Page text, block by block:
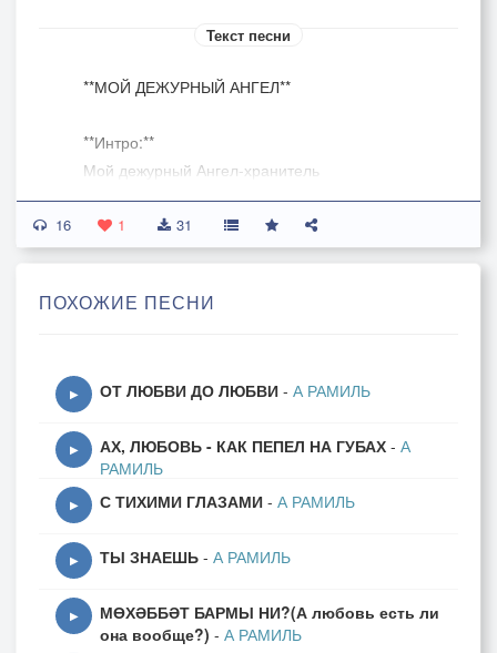
Текст песни
**МОЙ ДЕЖУРНЫЙ АНГЕЛ**
**Интро:**
Мой дежурный Ангел-хранитель
С небес спустился...
Просто сел на краешек кровати
И загрустил.
**Куплет 1:**
У него в графе «побед»
Сколько раз я падал вниз,
Сколько раз горел,
Сколько раз я рвался ввысь,
Надо мной во сне,
Он меня не обругал
16 1 31
ПОХОЖИЕ ПЕСНИ
▶ ОТ ЛЮБВИ ДО ЛЮБВИ - А РАМИЛЬ
▶ АХ, ЛЮБОВЬ - КАК ПЕПЕЛ НА ГУБАХ - А
РАМИЛЬ
▶ С ТИХИМИ ГЛАЗАМИ - А РАМИЛЬ
▶ ТЫ ЗНАЕШЬ - А РАМИЛЬ
▶
МӨХӘББӘТ БАРМЫ НИ?(А любовь есть ли
она вообще?) - А РАМИЛЬ